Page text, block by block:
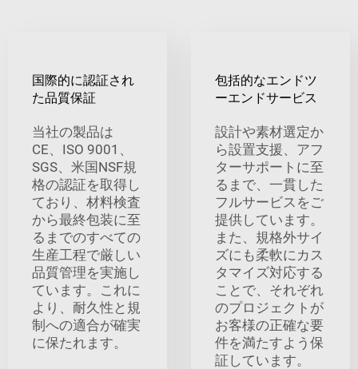
国際的に認証され
た品質保証
当社の製品は
CE、ISO 9001、
SGS、米国NSF規
格の認証を取得し
ており、材料検査
から最終包装に至
るまでのすべての
生産工程で厳しい
品質管理を実施し
ています。これに
より、耐久性と規
制への適合が確実
に保たれます。
包括的なエンドツ
ーエンドサービス
設計や素材選定か
ら設置支援、アフ
ターサポートに至
るまで、一貫した
フルサービスをご
提供しています。
また、規格外サイ
ズにも柔軟にカス
タマイズ対応する
ことで、それぞれ
のプロジェクトが
お客様の正確な要
件を満たすよう保
証しています。